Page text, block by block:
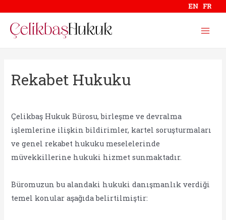
EN FR
Rekabet Hukuku
Çelikbaş Hukuk Bürosu, birleşme ve devralma
işlemlerine ilişkin bildirimler, kartel soruşturmaları
ve genel rekabet hukuku meselelerinde
müvekkillerine hukuki hizmet sunmaktadır.
Büromuzun bu alandaki hukuki danışmanlık verdiği
temel konular aşağıda belirtilmiştir: